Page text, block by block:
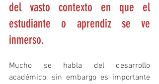
del vasto contexto en que el
estudiante o aprendiz se ve
inmerso.
Mucho se habla del desarrollo
académico, sin embargo es importante